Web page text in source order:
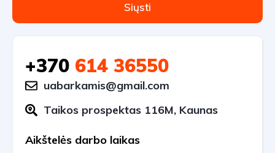
Siųsti
+370 614 36550
uabarkamis@gmail.com
Taikos prospektas 116M, Kaunas
Aikštelės darbo laikas